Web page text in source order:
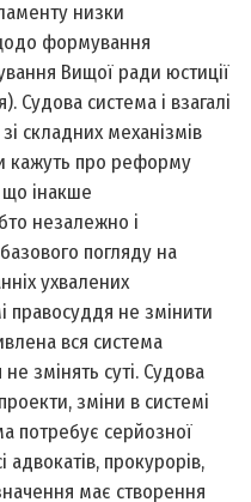
низки
формування
Вищої ради юстиції
Судова система і взагалі
складних механізмів
кажуть про реформу
що інакше
незалежно і
погляду на
ухвалених
правосуддя не змінити
вся система
змінять суті. Судова
зміни в системі
потребує серйозної
адвокатів, прокурорів,
має створення